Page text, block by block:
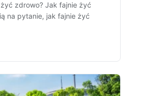
zdrowo? Jak fajnie żyć
na pytanie, jak fajnie żyć